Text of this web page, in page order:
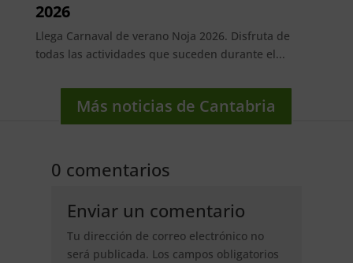
2026
Llega Carnaval de verano Noja 2026. Disfruta de
todas las actividades que suceden durante el...
Más noticias de Cantabria
0 comentarios
Enviar un comentario
Tu dirección de correo electrónico no
será publicada. Los campos obligatorios